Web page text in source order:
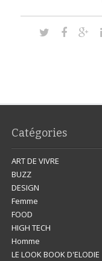
Catégories
ART DE VIVRE
BUZZ
DESIGN
Femme
FOOD
HIGH TECH
Homme
LE LOOK BOOK D'ELODIE